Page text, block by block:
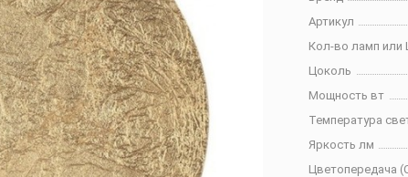
Артикул
Кол-во ламп или
Цоколь
Мощность вт
Температура
Яркость лм
Цветопередача